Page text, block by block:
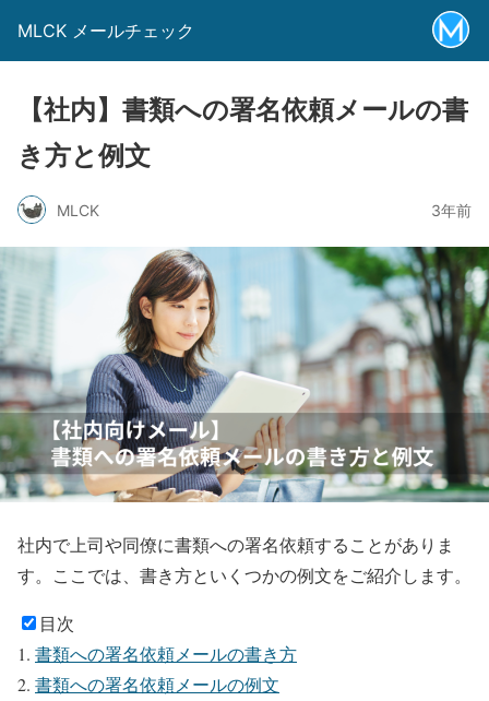
MLCK メールチェック
【社内】書類への署名依頼メールの書
き方と例文
MLCK 3年前
社内で上司や同僚に書類への署名依頼することがありま
す。ここでは、書き方といくつかの例文をご紹介します。
目次
書類への署名依頼メールの書き方
書類への署名依頼メールの例文